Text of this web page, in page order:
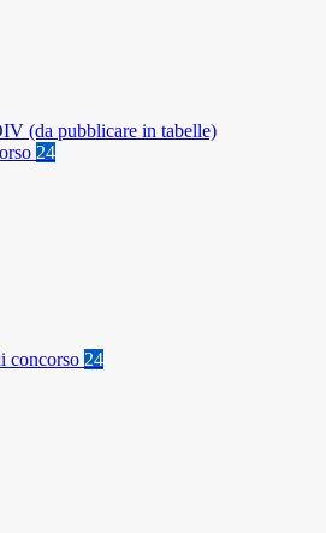
(da pubblicare in tabelle)
24
concorso 24